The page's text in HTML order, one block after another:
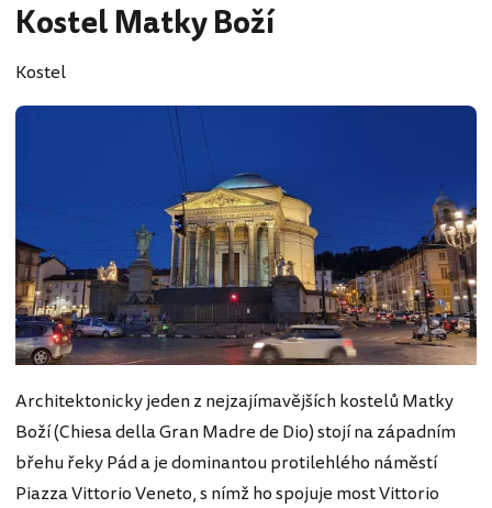
Kostel Matky Boží
Kostel
Architektonicky jeden z nejzajímavějších kostelů Matky
Boží (Chiesa della Gran Madre de Dio) stojí na západním
břehu řeky Pád a je dominantou protilehlého náměstí
Piazza Vittorio Veneto, s nímž ho spojuje most Vittorio